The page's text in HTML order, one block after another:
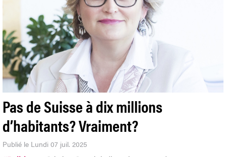
Pas de Suisse à dix millions
d’habitants? Vraiment?
Publié le Lundi 07 juil. 2025